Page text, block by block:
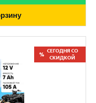
СЕГОДНЯ СО
СКИДКОЙ